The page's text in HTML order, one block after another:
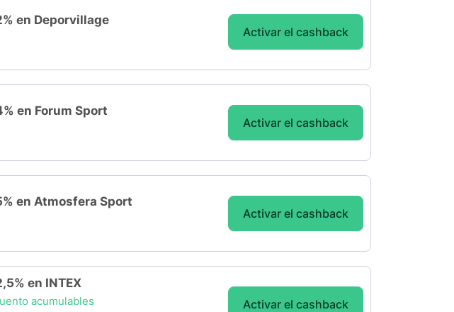
en Deporvillage
Activar el cashback
en Forum Sport
Activar el cashback
en Atmosfera Sport
Activar el cashback
en INTEX
acumulables Activar el cashback